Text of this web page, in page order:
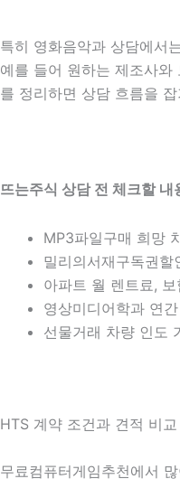
특히 영화음악과 상담에서
예를 들어 원하는 제조사
를 정리하면 상담 흐름을
뜨는주식 상담 전 체크할
MP3파일구매 희망
밀리의서재구독권
아파트 월 렌트료,
영상미디어학과 연
선물거래 차량 인도
HTS 계약 조건과 견적 비
무료컴퓨터게임추천에서